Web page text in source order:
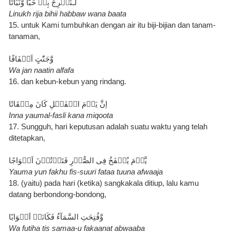
لِّـنُخۡرِجَ بِهٖ حَبًّا وَّنَبَاتًا
Linukh rija bihii habbaw wana baata
15. untuk Kami tumbuhkan dengan air itu biji-bijian dan tanam-
tanaman,
وَّجَنّٰتٍ اَلۡفَافًا
Wa jan naatin alfafa
16. dan kebun-kebun yang rindang.
اِنَّ يَوۡمَ الۡفَصۡلِ كَانَ مِيۡقَاتًا
Inna yaumal-fasli kana miqoota
17. Sungguh, hari keputusan adalah suatu waktu yang telah
ditetapkan,
يَّوۡمَ يُنۡفَخُ فِى الصُّوۡرِ فَتَاۡتُوۡنَ اَفۡوَاجًا
Yauma yun fakhu fis-suuri fataa tuuna afwaaja
18. (yaitu) pada hari (ketika) sangkakala ditiup, lalu kamu
datang berbondong-bondong,
وَّفُتِحَتِ السَّمَآءُ فَكَانَتۡ اَبۡوَابًا
Wa futiha tis samaa-u fakaanat abwaaba